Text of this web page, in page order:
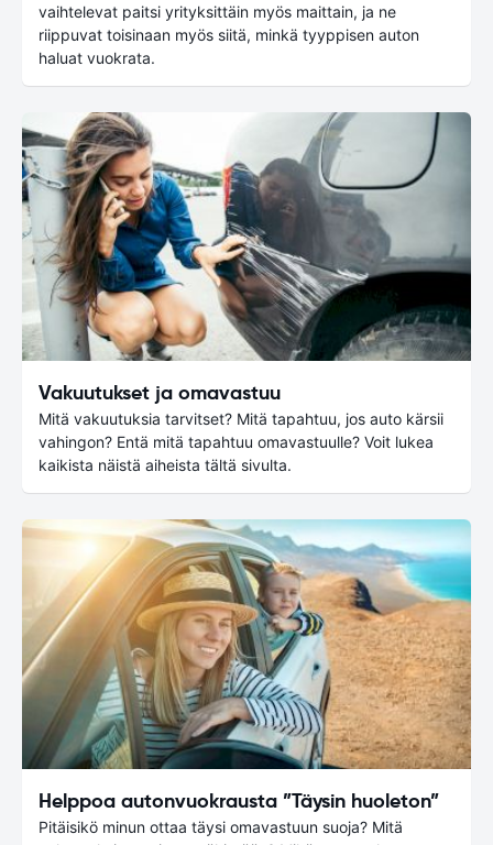
vaihtelevat paitsi yrityksittäin myös maittain, ja ne
riippuvat toisinaan myös siitä, minkä tyyppisen auton
haluat vuokrata.
Vakuutukset ja omavastuu
Mitä vakuutuksia tarvitset? Mitä tapahtuu, jos auto kärsii
vahingon? Entä mitä tapahtuu omavastuulle? Voit lukea
kaikista näistä aiheista tältä sivulta.
Helppoa autonvuokrausta ”Täysin huoleton”
Pitäisikö minun ottaa täysi omavastuun suoja? Mitä